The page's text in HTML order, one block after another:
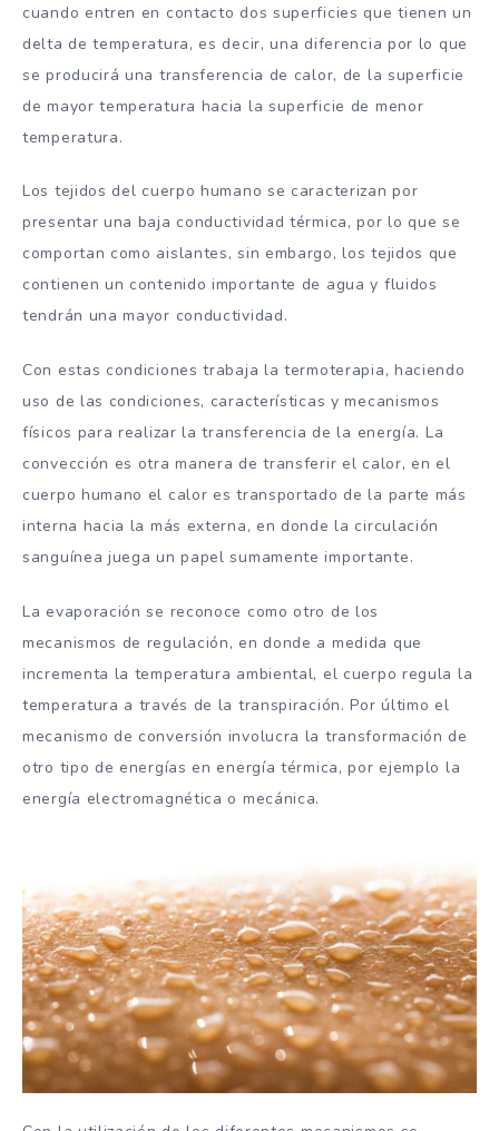
cuando entren en contacto dos superficies que tienen un
delta de temperatura, es decir, una diferencia por lo que
se producirá una transferencia de calor, de la superficie
de mayor temperatura hacia la superficie de menor
temperatura.
Los tejidos del cuerpo humano se caracterizan por
presentar una baja conductividad térmica, por lo que se
comportan como aislantes, sin embargo, los tejidos que
contienen un contenido importante de agua y fluidos
tendrán una mayor conductividad.
Con estas condiciones trabaja la termoterapia, haciendo
uso de las condiciones, características y mecanismos
físicos para realizar la transferencia de la energía. La
convección es otra manera de transferir el calor, en el
cuerpo humano el calor es transportado de la parte más
interna hacia la más externa, en donde la circulación
sanguínea juega un papel sumamente importante.
La evaporación se reconoce como otro de los
mecanismos de regulación, en donde a medida que
incrementa la temperatura ambiental, el cuerpo regula la
temperatura a través de la transpiración. Por último el
mecanismo de conversión involucra la transformación de
otro tipo de energías en energía térmica, por ejemplo la
energía electromagnética o mecánica.